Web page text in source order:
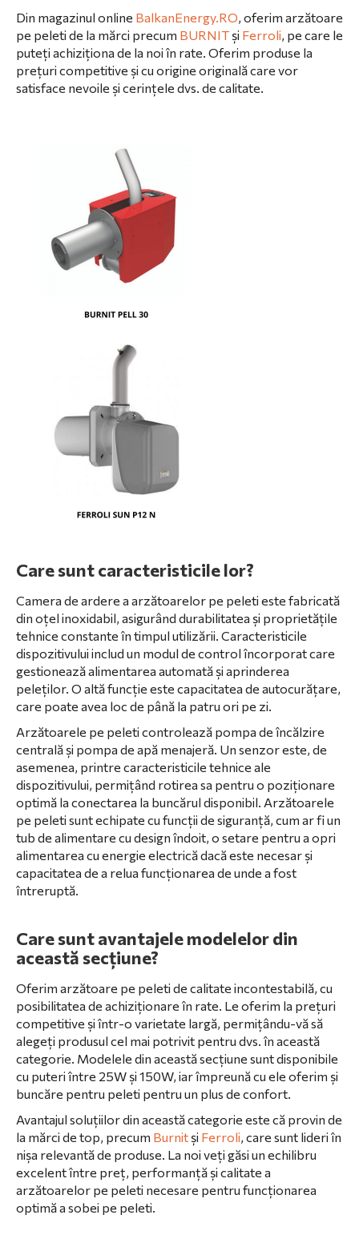
Din magazinul online BalkanEnergy.RO, oferim arzătoare
pe peleti de la mărci precum BURNIT și Ferroli, pe care le
puteți achiziționa de la noi în rate. Oferim produse la
prețuri competitive și cu origine originală care vor
satisface nevoile și cerințele dvs. de calitate.
Care sunt caracteristicile lor?
Camera de ardere a arzătoarelor pe peleti este fabricată
din oțel inoxidabil, asigurând durabilitatea și proprietățile
tehnice constante în timpul utilizării. Caracteristicile
dispozitivului includ un modul de control încorporat care
gestionează alimentarea automată și aprinderea
peleților. O altă funcție este capacitatea de autocurățare,
care poate avea loc de până la patru ori pe zi.
Arzătoarele pe peleti controlează pompa de încălzire
centrală și pompa de apă menajeră. Un senzor este, de
asemenea, printre caracteristicile tehnice ale
dispozitivului, permițând rotirea sa pentru o poziționare
optimă la conectarea la buncărul disponibil. Arzătoarele
pe peleti sunt echipate cu funcții de siguranță, cum ar fi un
tub de alimentare cu design îndoit, o setare pentru a opri
alimentarea cu energie electrică dacă este necesar și
capacitatea de a relua funcționarea de unde a fost
întreruptă.
Care sunt avantajele modelelor din
această secțiune?
Oferim arzătoare pe peleti de calitate incontestabilă, cu
posibilitatea de achiziționare în rate. Le oferim la prețuri
competitive și într-o varietate largă, permițându-vă să
alegeți produsul cel mai potrivit pentru dvs. în această
categorie. Modelele din această secțiune sunt disponibile
cu puteri între 25W și 150W, iar împreună cu ele oferim și
buncăre pentru peleti pentru un plus de confort.
Avantajul soluțiilor din această categorie este că provin de
la mărci de top, precum Burnit și Ferroli, care sunt lideri în
nișa relevantă de produse. La noi veți găsi un echilibru
excelent între preț, performanță și calitate a
arzătoarelor pe peleti necesare pentru funcționarea
optimă a sobei pe peleti.